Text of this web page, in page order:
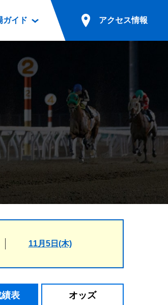
ット投票
ビス
ガイド アクセス情報
無料送迎バスでのご来場
公共の交通機関でのご来場
11月5日(木)
表 オッズ